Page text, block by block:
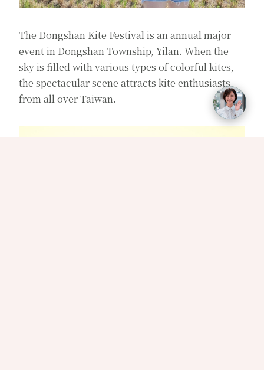
The Dongshan Kite Festival is an annual major
event in Dongshan Township, Yilan. When the
sky is filled with various types of colorful kites,
the spectacular scene attracts kite enthusiasts
from all over Taiwan.